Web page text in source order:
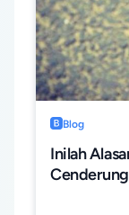
Blog
Inilah